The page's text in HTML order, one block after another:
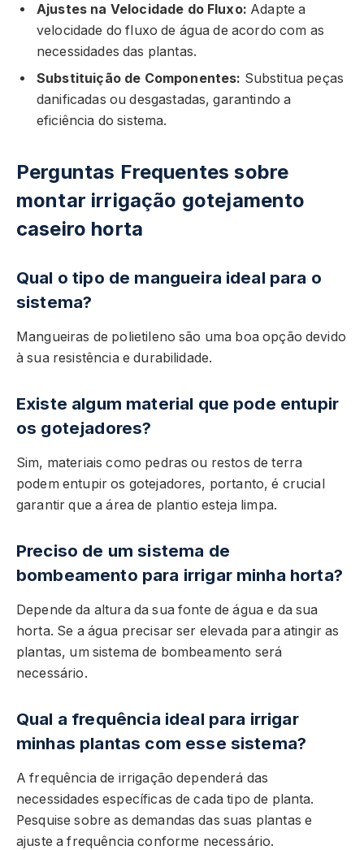
Ajustes na Velocidade do Fluxo: Adapte a
velocidade do fluxo de água de acordo com as
necessidades das plantas.
Substituição de Componentes: Substitua peças
danificadas ou desgastadas, garantindo a
eficiência do sistema.
Perguntas Frequentes sobre
montar irrigação gotejamento
caseiro horta
Qual o tipo de mangueira ideal para o
sistema?
Mangueiras de polietileno são uma boa opção devido
à sua resistência e durabilidade.
Existe algum material que pode entupir
os gotejadores?
Sim, materiais como pedras ou restos de terra
podem entupir os gotejadores, portanto, é crucial
garantir que a área de plantio esteja limpa.
Preciso de um sistema de
bombeamento para irrigar minha horta?
Depende da altura da sua fonte de água e da sua
horta. Se a água precisar ser elevada para atingir as
plantas, um sistema de bombeamento será
necessário.
Qual a frequência ideal para irrigar
minhas plantas com esse sistema?
A frequência de irrigação dependerá das
necessidades específicas de cada tipo de planta.
Pesquise sobre as demandas das suas plantas e
ajuste a frequência conforme necessário.